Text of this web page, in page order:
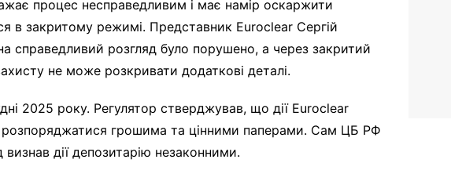
процес несправедливим і має намір оскаржити
в закритому режимі. Представник Euroclear Сергій
справедливий розгляд було порушено, а через закритий
не може розкривати додаткові деталі.
2025 року. Регулятор стверджував, що дії Euroclear
розпоряджатися грошима та цінними паперами. Сам ЦБ РФ
дії депозитарію незаконними.